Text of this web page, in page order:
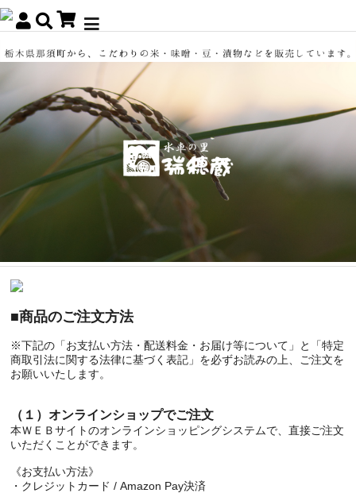
■商品のご注文方法
※下記の「お支払い方法・配送料金・お届け等について」と「特定
商取引法に関する法律に基づく表記」を必ずお読みの上、ご注文を
お願いいたします。
（１）オンラインショップでご注文
本ＷＥＢサイトのオンラインショッピングシステムで、直接ご注文
いただくことができます。
《お支払い方法》
・クレジットカード / Amazon Pay決済